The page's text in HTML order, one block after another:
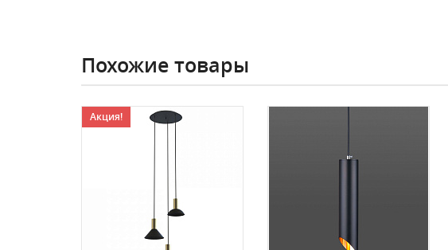
Похожие товары
Акция!